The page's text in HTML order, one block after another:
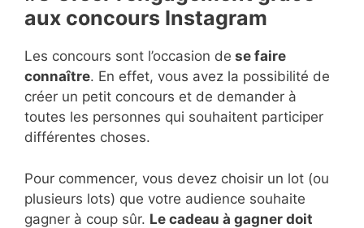
aux concours Instagram
Les concours sont l’occasion de se faire
connaître. En effet, vous avez la possibilité de
créer un petit concours et de demander à
toutes les personnes qui souhaitent participer
différentes choses.
Pour commencer, vous devez choisir un lot (ou
plusieurs lots) que votre audience souhaite
gagner à coup sûr. Le cadeau à gagner doit